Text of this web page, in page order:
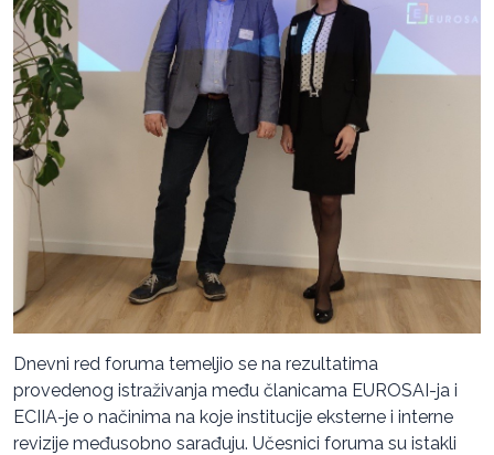
Dnevni red foruma temeljio se na rezultatima
provedenog istraživanja među članicama EUROSAI-ja i
ECIIA-je o načinima na koje institucije eksterne i interne
revizije međusobno sarađuju. Učesnici foruma su istakli